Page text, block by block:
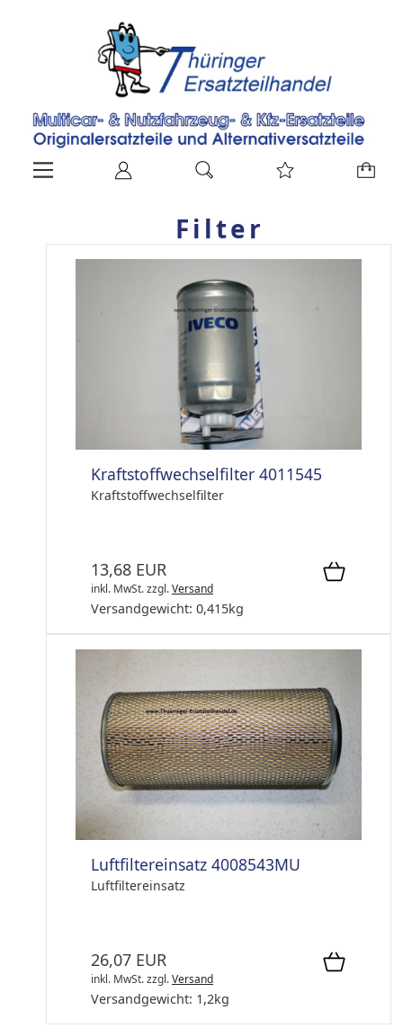
Filter
Kraftstoffwechselfilter 4011545
Kraftstoffwechselfilter
13,68 EUR
inkl. MwSt.zzgl.Versand
Versandgewicht: 0,415kg
Luftfiltereinsatz 4008543MU
Luftfiltereinsatz
26,07 EUR
inkl. MwSt.zzgl.Versand
Versandgewicht: 1,2kg